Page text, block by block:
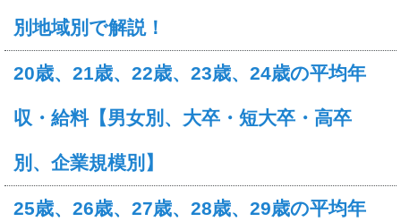
別地域別で解説！
20歳、21歳、22歳、23歳、24歳の平均年
収・給料【男女別、大卒・短大卒・高卒
別、企業規模別】
25歳、26歳、27歳、28歳、29歳の平均年